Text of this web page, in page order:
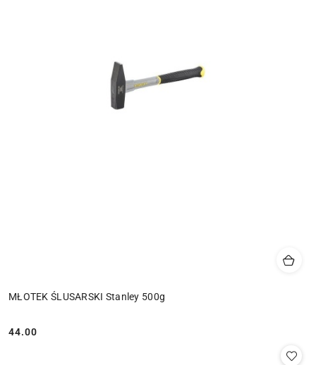
MŁOTEK ŚLUSARSKI Stanley 500g
Cena:
44.00